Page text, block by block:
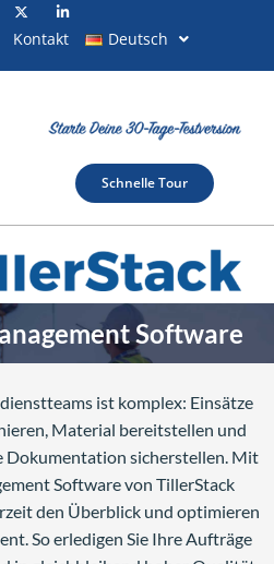
Kontakt Deutsch
Schnelle Tour
Software
ist komplex: Einsätze
Material bereitstellen und
Dokumentation sicherstellen. Mit
Software von TillerStack
den Überblick und optimieren
So erledigen Sie Ihre Aufträge